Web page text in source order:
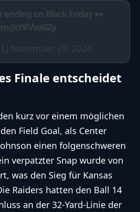
Finale entscheidet
kurz vor einem möglichen
Field Goal, als Center
einen folgenschweren
verpatzter Snap wurde von
was den Sieg für Kansas
Raiders hatten den Ball 14
an der 32-Yard-Linie der